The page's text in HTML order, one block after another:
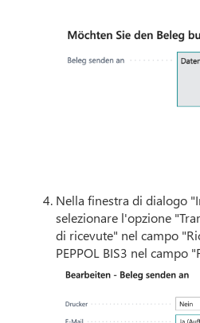
Nella finestra di dialogo
selezionare l'opzione
di ricevute" nel campo
PEPPOL BIS3 nel campo